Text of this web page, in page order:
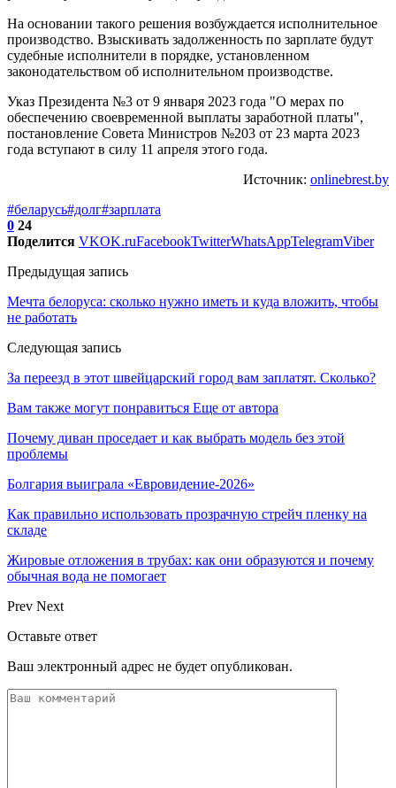
На основании такого решения возбуждается исполнительное
производство. Взыскивать задолженность по зарплате будут
судебные исполнители в порядке, установленном
законодательством об исполнительном производстве.
Указ Президента №3 от 9 января 2023 года "О мерах по
обеспечению своевременной выплаты заработной платы",
постановление Совета Министров №203 от 23 марта 2023
года вступают в силу 11 апреля этого года.
Источник: onlinebrest.by
#беларусь#долг#зарплата
0 24
Поделится VKOK.ruFacebookTwitterWhatsAppTelegramViber
Предыдущая запись
Мечта белоруса: сколько нужно иметь и куда вложить, чтобы
не работать
Следующая запись
За переезд в этот швейцарский город вам заплатят. Сколько?
Вам также могут понравиться Еще от автора
Почему диван проседает и как выбрать модель без этой
проблемы
Болгария выиграла «Евровидение-2026»
Как правильно использовать прозрачную стрейч пленку на
складе
Жировые отложения в трубах: как они образуются и почему
обычная вода не помогает
Prev Next
Оставьте ответ
Ваш электронный адрес не будет опубликован.